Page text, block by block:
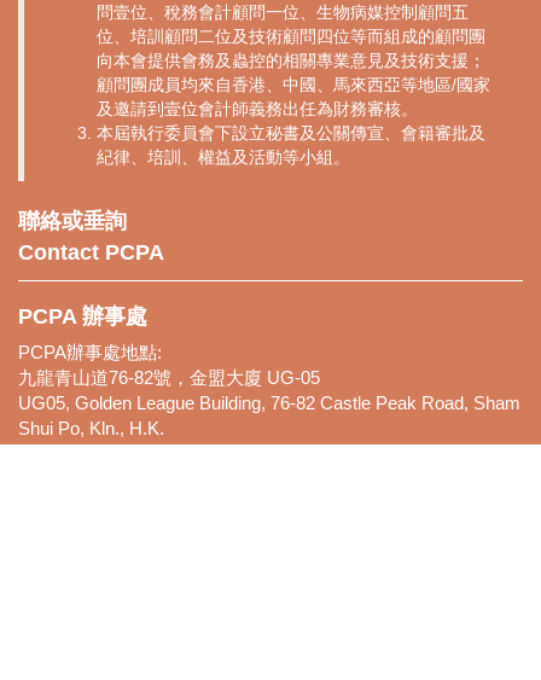
問壹位、稅務會計顧問一位、生物病媒控制顧問五
位、培訓顧問二位及技術顧問四位等而組成的顧問團
向本會提供會務及蟲控的相關專業意見及技術支援；
顧問團成員均來自香港、中國、馬來西亞等地區/國家
及邀請到壹位會計師義務出任為財務審核。
本屆執行委員會下設立秘書及公關傳宣、會籍審批及
紀律、培訓、權益及活動等小組。
聯絡或垂詢
Contact PCPA
PCPA 辦事處
PCPA辦事處地點:
九龍青山道76-82號，金盟大廈 UG-05
UG05, Golden League Building, 76-82 Castle Peak Road, Sham
Shui Po, Kln., H.K.